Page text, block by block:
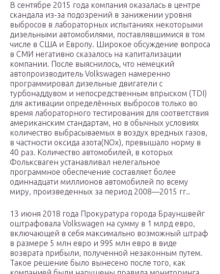
В сентябре 2015 года компания оказалась в центре
скандала из-за подозрений в занижении уровня
выбросов в лабораторных испытаниях некоторыми
дизельными автомобилями, поставлявшимися в том
числе в США и Европу. Широкое обсуждение вопроса
в СМИ негативно сказалось на капитализации
компании. После выяснилось, что немецкий
автопроизводитель Volkswagen намеренно
программировал дизельные двигатели с
турбонаддувом и непосредственным впрыском (TDI)
для активации определённых выбросов только во
время лабораторного тестирования для соответствия
американским стандартам, но в обычных условиях
количество выбрасываемых в воздух вредных газов,
в частности оксида азота(NOx), превышало норму в
40 раз. Количество автомобилей, в которых
Фольксваген устанавливал нелегальное
программное обеспечение составляет более
одиннадцати миллионов автомобилей по всему
миру, произведенных за период 2008—2015 гг..
13 июня 2018 года Прокуратура города Брауншвейг
оштрафовала Volkswagen на сумму в 1 млрд евро,
включающей в себя максимально возможный штраф
в размере 5 млн евро и 995 млн евро в виде
возврата прибыли, полученной незаконным путем.
Такое решение было вынесено после того, как